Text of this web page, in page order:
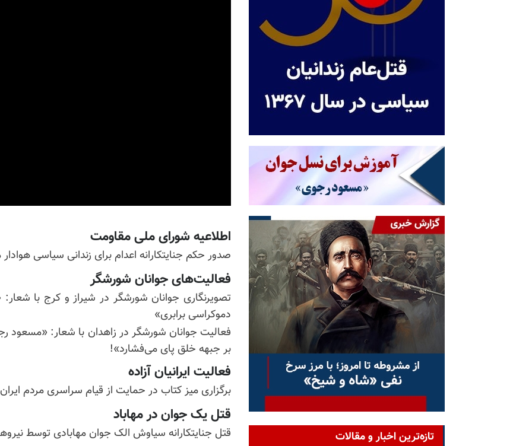
اطلاعیه شورای ملی مقاومت
صدور حکم جنایتکارانه اعدام برای زندانی سیاسی
فعالیت‌های جوانان شورشگر
تصویرنگاری جوانان شورشگر در شیراز و کرج با
دموکراسی برابری»
فعالیت جوانان شورشگر در زاهدان با شعار: «مسعود
بر جبهه خلق پای می‌فشارد»!
فعالیت ایرانیان آزاده
برگزاری میز کتاب در حمایت از قیام سراسری مردم
قتل یک جوان در مهاباد
قتل جنایتکارانه سیاوش الک جوان مهابادی توسط تازه‌ترین اخبار و مقالات